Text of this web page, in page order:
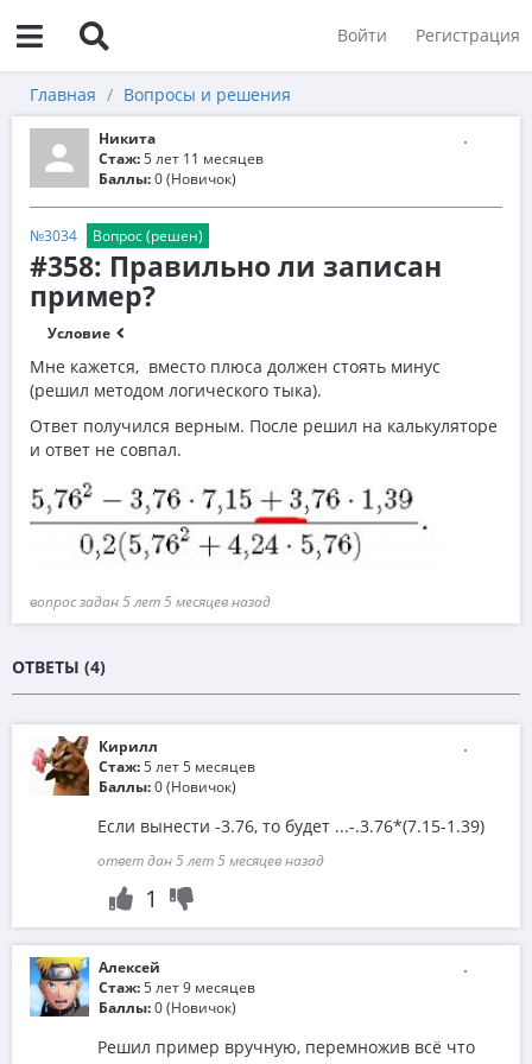
Войти Регистрация
Главная Вопросы и решения
Никита
Стаж:5 лет 11 месяцев
Баллы:0 (Новичок)
№3034 Вопрос (решен)
#358: Правильно ли записан
пример?
Условие
Мне кажется, вместо плюса должен стоять минус
(решил методом логического тыка).
Ответ получился верным. После решил на калькуляторе
и ответ не совпал.
вопрос задан 5 лет 5 месяцев назад
ОТВЕТЫ (4)
Кирилл
Стаж:5 лет 5 месяцев
Баллы:0 (Новичок)
Если вынести -3.76, то будет ...-.3.76*(7.15-1.39)
ответ дан 5 лет 5 месяцев назад
1
Алексей
Стаж:5 лет 9 месяцев
Баллы:0 (Новичок)
Решил пример вручную, перемножив всё что